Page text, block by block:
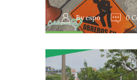
By espo 0